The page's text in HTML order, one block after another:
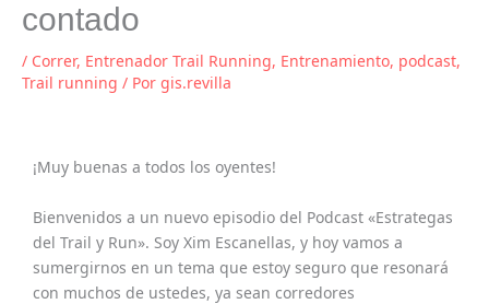
contado
/ Correr, Entrenador Trail Running, Entrenamiento, podcast,
Trail running / Por gis.revilla
¡Muy buenas a todos los oyentes!
Bienvenidos a un nuevo episodio del Podcast «Estrategas
del Trail y Run». Soy Xim Escanellas, y hoy vamos a
sumergirnos en un tema que estoy seguro que resonará
con muchos de ustedes, ya sean corredores